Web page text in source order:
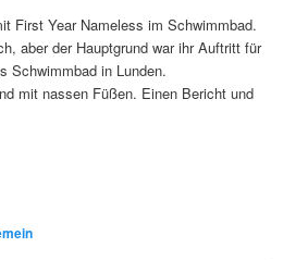
First Year Nameless im Schwimmbad.
aber der Hauptgrund war ihr Auftritt für
Schwimmbad in Lunden.
mit nassen Füßen. Einen Bericht und